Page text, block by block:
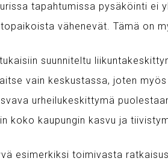
tapahtumissa pysäköinti ei
vähenevät. Tämä on
suunniteltu
vain keskustassa, joten
urheilukeskittymä
koko kaupungin kasvu ja
esimerkiksi toimivasta